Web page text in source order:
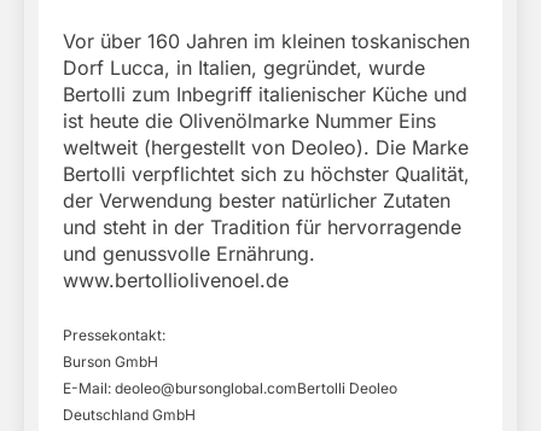
Vor über 160 Jahren im kleinen toskanischen
Dorf Lucca, in Italien, gegründet, wurde
Bertolli zum Inbegriff italienischer Küche und
ist heute die Olivenölmarke Nummer Eins
weltweit (hergestellt von Deoleo). Die Marke
Bertolli verpflichtet sich zu höchster Qualität,
der Verwendung bester natürlicher Zutaten
und steht in der Tradition für hervorragende
und genussvolle Ernährung.
www.bertolliolivenoel.de
Pressekontakt:
Burson GmbH
E-Mail: deoleo@bursonglobal.comBertolli Deoleo
Deutschland GmbH